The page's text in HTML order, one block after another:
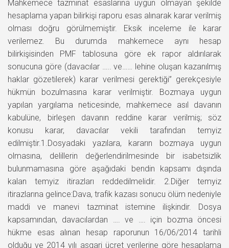
Mahkemece tazminat esaslarına uygun olmayan şekilde
hesaplama yapan bilirkişi raporu esas alınarak karar verilmiş
olması doğru görülmemiştir. Eksik inceleme ile karar
verilemez. Bu durumda mahkemece aynı hesap
bilirkişisinden PMF tablosuna göre ek rapor aldırılarak
sonucuna göre (davacılar ….. ve…… lehine oluşan kazanılmış
haklar gözetilerek) karar verilmesi gerektiği” gerekçesiyle
hükmün bozulmasına karar verilmiştir. Bozmaya uygun
yapılan yargılama neticesinde, mahkemece asıl davanın
kabulüne, birleşen davanın reddine karar verilmiş; söz
konusu karar, davacılar vekili tarafından temyiz
edilmiştir.1.Dosyadaki yazılara, kararın bozmaya uygun
olmasına, delillerin değerlendirilmesinde bir isabetsizlik
bulunmamasına göre aşağıdaki bendin kapsamı dışında
kalan temyiz itirazları reddedilmelidir. 2.Diğer temyiz
itirazlarına gelince:Dava, trafik kazası sonucu ölüm nedeniyle
maddi ve manevi tazminat istemine ilişkindir. Dosya
kapsamından, davacılardan …. ve …. için bozma öncesi
hükme esas alınan hesap raporunun 16/06/2014 tarihli
olduğu ve 2014 yılı asgari ücret verilerine göre hesaplama